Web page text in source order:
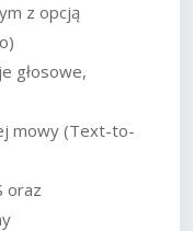
z opcją
głosowe,
mowy (Text-to-
oraz